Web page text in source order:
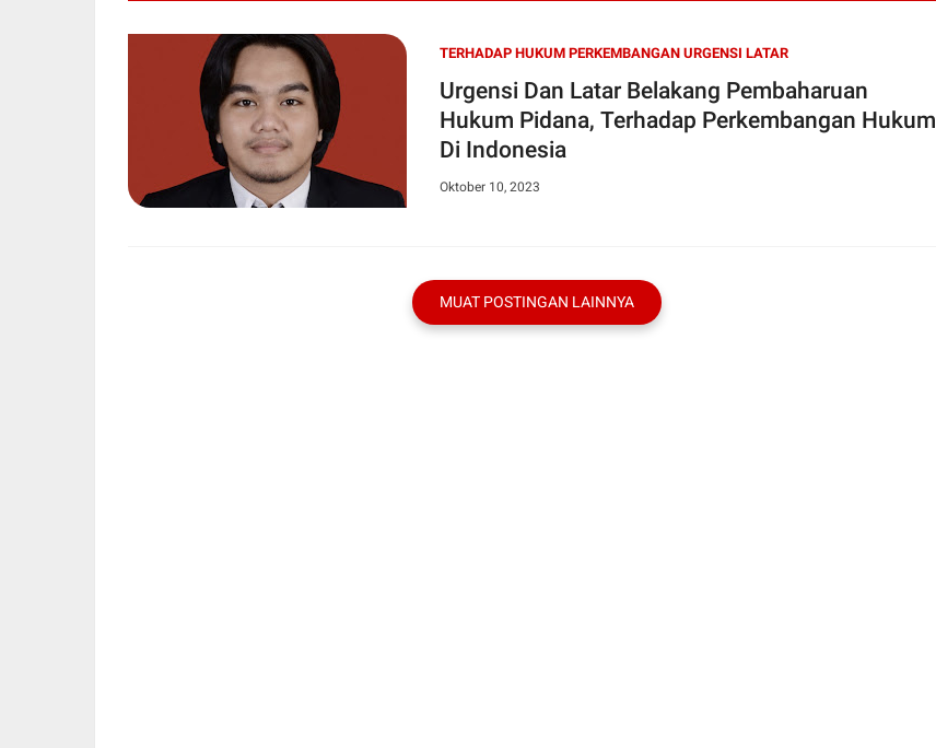
TERHADAP HUKUM PERKEMBANGAN URGENSI LATAR
Urgensi Dan Latar Belakang Pembaharuan
Hukum Pidana, Terhadap Perkembangan Hukum
Di Indonesia
Oktober 10, 2023
MUAT POSTINGAN LAINNYA